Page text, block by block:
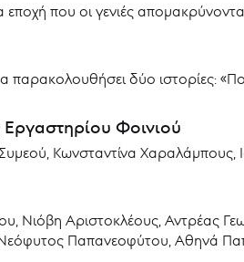
που οι γενιές
παρακολουθήσει δύο ιστορίες:
Φοινιού
Κωνσταντίνα Χαραλάμπους,
Νιόβη Αριστοκλέους, Αντρέας
Παπανεοφύτου, Αθηνά